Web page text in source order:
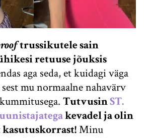
trussikutele sain
retuuse jõuksis
aga seda, et kuidagi väga
mu normaalne nahavärv
TutvusinST.
kevadel ja olin
kasutuskorrast!Minu